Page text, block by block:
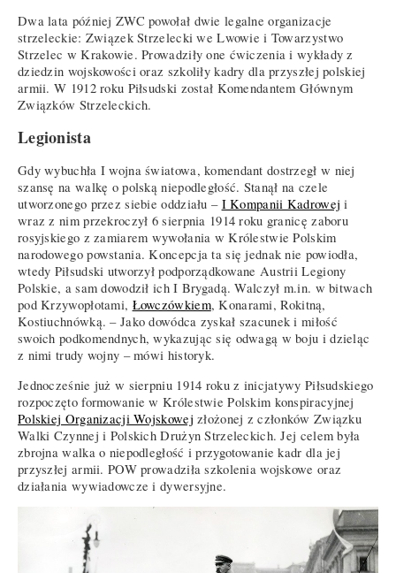
Dwa lata później ZWC powołał dwie legalne organizacje
strzeleckie: Związek Strzelecki we Lwowie i Towarzystwo
Strzelec w Krakowie. Prowadziły one ćwiczenia i wykłady z
dziedzin wojskowości oraz szkoliły kadry dla przyszłej polskiej
armii. W 1912 roku Piłsudski został Komendantem Głównym
Związków Strzeleckich.
Legionista
Gdy wybuchła I wojna światowa, komendant dostrzegł w niej
szansę na walkę o polską niepodległość. Stanął na czele
utworzonego przez siebie oddziału – I Kompanii Kadrowej i
wraz z nim przekroczył 6 sierpnia 1914 roku granicę zaboru
rosyjskiego z zamiarem wywołania w Królestwie Polskim
narodowego powstania. Koncepcja ta się jednak nie powiodła,
wtedy Piłsudski utworzył podporządkowane Austrii Legiony
Polskie, a sam dowodził ich I Brygadą. Walczył m.in. w bitwach
pod Krzywopłotami, Łowczówkiem, Konarami, Rokitną,
Kostiuchnówką. – Jako dowódca zyskał szacunek i miłość
swoich podkomendnych, wykazując się odwagą w boju i dzieląc
z nimi trudy wojny – mówi historyk.
Jednocześnie już w sierpniu 1914 roku z inicjatywy Piłsudskiego
rozpoczęto formowanie w Królestwie Polskim konspiracyjnej
Polskiej Organizacji Wojskowej złożonej z członków Związku
Walki Czynnej i Polskich Drużyn Strzeleckich. Jej celem była
zbrojna walka o niepodległość i przygotowanie kadr dla jej
przyszłej armii. POW prowadziła szkolenia wojskowe oraz
działania wywiadowcze i dywersyjne.